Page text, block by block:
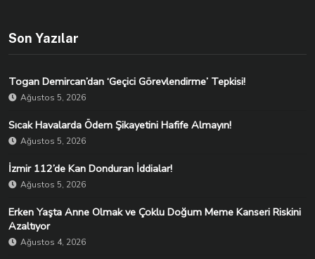
Son Yazılar
Togan Demircan’dan ‘Geçici Görevlendirme’ Tepkisi!
Ağustos 5, 2026
Sıcak Havalarda Ödem Şikayetini Hafife Almayın!
Ağustos 5, 2026
İzmir 112’de Kan Donduran İddialar!
Ağustos 5, 2026
Erken Yaşta Anne Olmak ve Çoklu Doğum Meme Kanseri Riskini
Azaltıyor
Ağustos 4, 2026